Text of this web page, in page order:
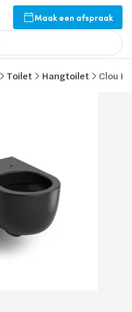
Maak een afspraak
Toilet Hangtoilet Clou